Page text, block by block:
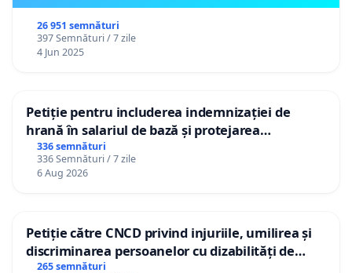
26 951 semnături
397 Semnături / 7 zile
4 Jun 2025
Petiție pentru includerea indemnizației de
hrană în salariul de bază și protejarea
gradațiilor de vechime pentru asistenții
personali
336 semnături
336 Semnături / 7 zile
6 Aug 2026
Petiție către CNCD privind injuriile, umilirea și
discriminarea persoanelor cu dizabilități de
către utilizatorul TikTok „Gorici”
265 semnături